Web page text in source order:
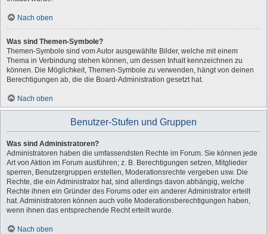
Nach oben
Was sind Themen-Symbole?
Themen-Symbole sind vom Autor ausgewählte Bilder, welche mit einem
Thema in Verbindung stehen können, um dessen Inhalt kennzeichnen zu
können. Die Möglichkeit, Themen-Symbole zu verwenden, hängt von deinen
Berechtigungen ab, die die Board-Administration gesetzt hat.
Nach oben
Benutzer-Stufen und Gruppen
Was sind Administratoren?
Administratoren haben die umfassendsten Rechte im Forum. Sie können jede
Art von Aktion im Forum ausführen; z. B. Berechtigungen setzen, Mitglieder
sperren, Benutzergruppen erstellen, Moderationsrechte vergeben usw. Die
Rechte, die ein Administrator hat, sind allerdings davon abhängig, welche
Rechte ihnen ein Gründer des Forums oder ein anderer Administrator erteilt
hat. Administratoren können auch volle Moderationsberechtigungen haben,
wenn ihnen das entsprechende Recht erteilt wurde.
Nach oben